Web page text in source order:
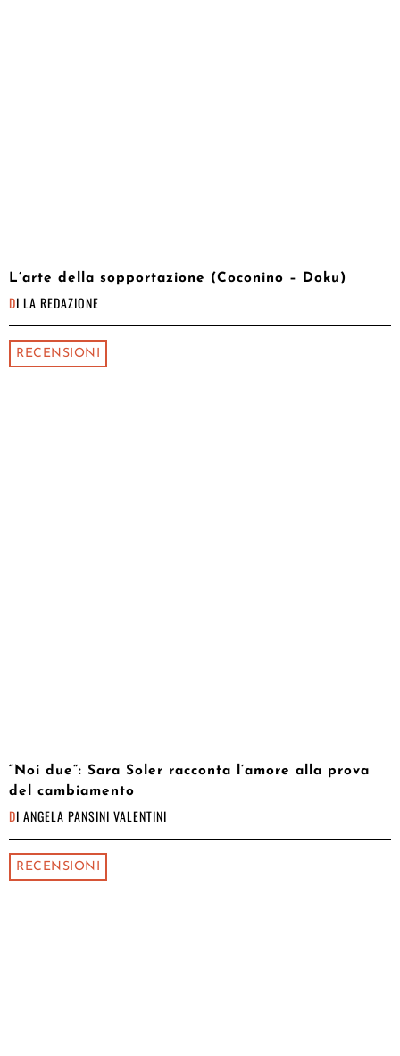
L’arte della sopportazione (Coconino – Doku)
DI LA REDAZIONE
RECENSIONI
“Noi due”: Sara Soler racconta l’amore alla prova
del cambiamento
DI ANGELA PANSINI VALENTINI
RECENSIONI